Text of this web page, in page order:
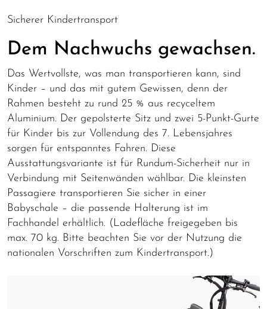
Sicherer Kindertransport
Dem Nachwuchs gewachsen.
Das Wertvollste, was man transportieren kann, sind
Kinder – und das mit gutem Gewissen, denn der
Rahmen besteht zu rund 25 % aus recyceltem
Aluminium. Der gepolsterte Sitz und zwei 5-Punkt-Gurte
für Kinder bis zur Vollendung des 7. Lebensjahres
sorgen für entspanntes Fahren. Diese
Ausstattungsvariante ist für Rundum-Sicherheit nur in
Verbindung mit Seitenwänden wählbar. Die kleinsten
Passagiere transportieren Sie sicher in einer
Babyschale – die passende Halterung ist im
Fachhandel erhältlich. (Ladefläche freigegeben bis
max. 70 kg. Bitte beachten Sie vor der Nutzung die
nationalen Vorschriften zum Kindertransport.)